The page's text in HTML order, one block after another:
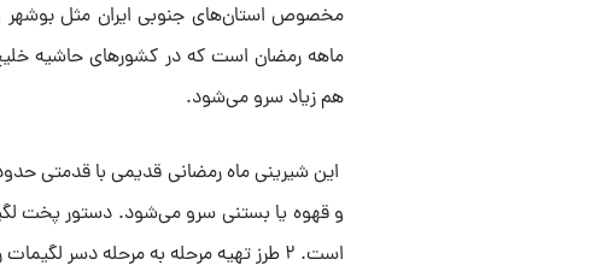
مخصوص استان‌های جنوبی ایران مثل بوشهر و
ماهه رمضان است که در کشورهای حاشیه
هم زیاد سرو می‌شود.
و قهوه یا بستنی سرو می‌شود. دستور پخت
است. ۲ طرز تهیه مرحله به مرحله دسر لگیمات را بخوانید.